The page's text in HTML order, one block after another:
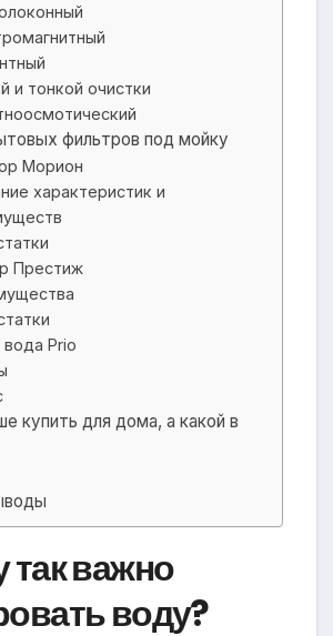
и тонкой очистки
фильтров под мойку
Морион
характеристик и
Престиж
Prio
купить для дома, а какой в
важно
воду?